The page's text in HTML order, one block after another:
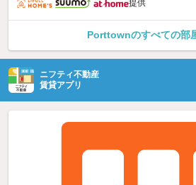
提供
Porttownのすべての部
ニフティ不動産
賃貸アプリ